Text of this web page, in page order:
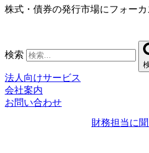
コ
ツ
に
ス
キ
ッ
株式・債券の発行市場にフォー
検索
法人向けサービス
会社案内
お問い合わせ
財務担当に聞